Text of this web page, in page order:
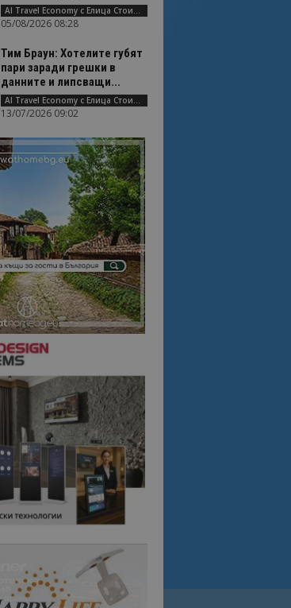
AI Travel Economy с Елица Стоилова
05/08/2026 08:28
Тим Браун: Хотелите губят
пари заради грешки в
данните и липсващи...
AI Travel Economy с Елица Стоилова
13/07/2026 09:02